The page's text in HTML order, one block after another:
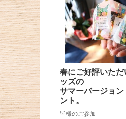
春にご好評いた
ッズの
サマーバージョ
ント。
皆様のご参加